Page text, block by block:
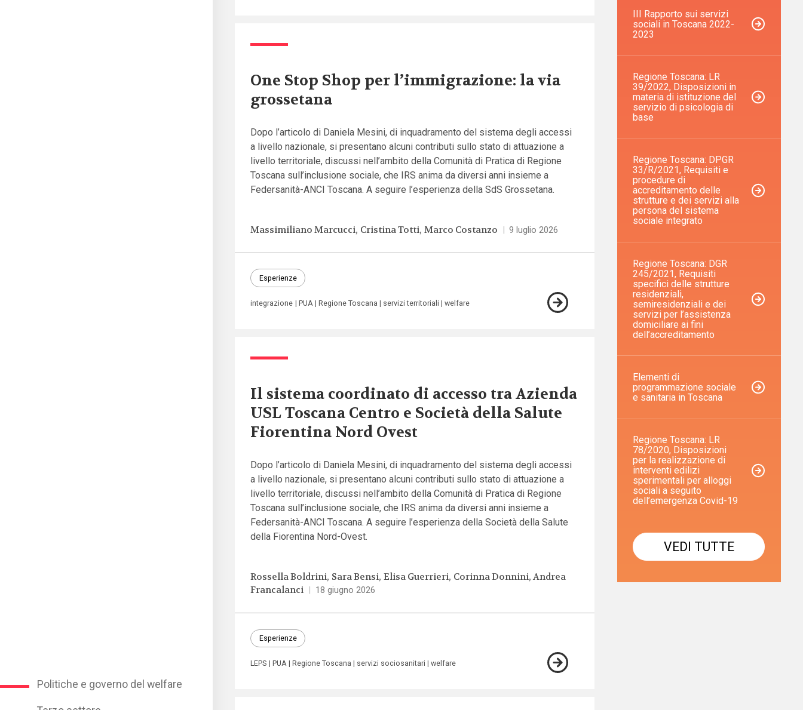
Politiche e governo del welfare
One Stop Shop per l’immigrazione: la via
grossetana
Dopo l’articolo di Daniela Mesini, di inquadramento del sistema degli accessi
a livello nazionale, si presentano alcuni contributi sullo stato di attuazione a
livello territoriale, discussi nell’ambito della Comunità di Pratica di Regione
Toscana sull’inclusione sociale, che IRS anima da diversi anni insieme a
Federsanità-ANCI Toscana. A seguire l’esperienza della SdS Grossetana.
Massimiliano Marcucci Cristina Totti Marco Costanzo | 9 luglio 2026
Esperienze
integrazione PUA Regione Toscana servizi territoriali welfare
Il sistema coordinato di accesso tra Azienda
USL Toscana Centro e Società della Salute
Fiorentina Nord Ovest
Dopo l’articolo di Daniela Mesini, di inquadramento del sistema degli accessi
a livello nazionale, si presentano alcuni contributi sullo stato di attuazione a
livello territoriale, discussi nell’ambito della Comunità di Pratica di Regione
Toscana sull’inclusione sociale, che IRS anima da diversi anni insieme a
Federsanità-ANCI Toscana. A seguire l’esperienza della Società della Salute
della Fiorentina Nord-Ovest.
Rossella Boldrini Sara Bensi Elisa Guerrieri Corinna Donnini Andrea
Francalanci
18 giugno 2026
Esperienze
LEPS PUA Regione Toscana servizi sociosanitari welfare
III Rapporto sui servizi
sociali in Toscana 2022-
2023
Regione Toscana: LR
39/2022, Disposizioni in
materia di istituzione del
servizio di psicologia di
base
Regione Toscana: DPGR
33/R/2021, Requisiti e
procedure di
accreditamento delle
strutture e dei servizi alla
persona del sistema
sociale integrato
Regione Toscana: DGR
245/2021, Requisiti
specifici delle strutture
residenziali,
semiresidenziali e dei
servizi per l’assistenza
domiciliare ai fini
dell’accreditamento
Elementi di
programmazione sociale
e sanitaria in Toscana
Regione Toscana: LR
78/2020, Disposizioni
per la realizzazione di
interventi edilizi
sperimentali per alloggi
sociali a seguito
dell’emergenza Covid-19
VEDI TUTTE